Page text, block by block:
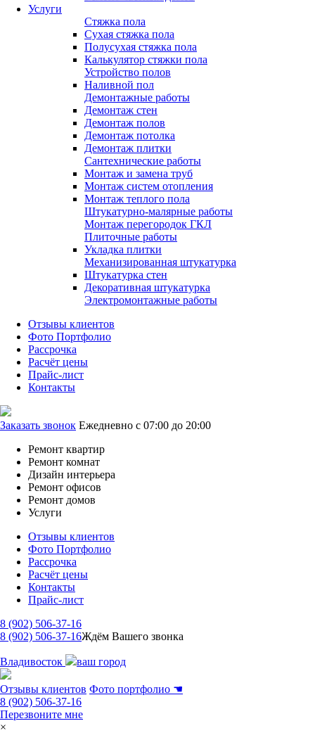
Услуги
Стяжка пола
Сухая стяжка пола
Полусухая стяжка пола
Калькулятор стяжки пола
Устройство полов
Наливной пол
Демонтажные работы
Демонтаж стен
Демонтаж полов
Демонтаж потолка
Демонтаж плитки
Сантехнические работы
Монтаж и замена труб
Монтаж систем отопления
Монтаж теплого пола
Штукатурно-малярные работы
Монтаж перегородок ГКЛ
Плиточные работы
Укладка плитки
Механизированная штукатурка
Штукатурка стен
Декоративная штукатурка
Электромонтажные работы
Отзывы клиентов
Фото Портфолио
Рассрочка
Расчёт цены
Прайс-лист
Контакты
Заказать звонок Ежедневно с 07:00 до 20:00
Ремонт квартир
Ремонт комнат
Дизайн интерьера
Ремонт офисов
Ремонт домов
Услуги
Отзывы клиентов
Фото Портфолио
Рассрочка
Расчёт цены
Контакты
Прайс-лист
8 (902) 506-37-16
8 (902) 506-37-16Ждём Вашего звонка
Владивосток ваш город
Отзывы клиентов Фото портфолио ☚
8 (902) 506-37-16
Перезвоните мне
×